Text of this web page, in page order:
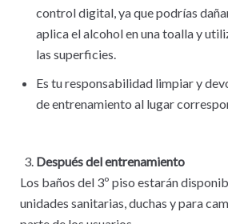
control digital, ya que podrías
aplica el alcohol en una toalla y
las superficies.
Es tu responsabilidad limpiar y
de entrenamiento al lugar
Después del entrenamiento
Los baños del 3º piso estarán
unidades sanitarias, duchas y para